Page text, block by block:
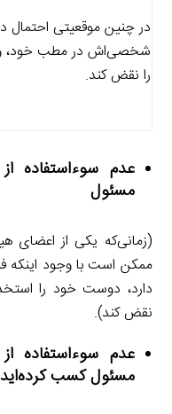
در چنین موقعیتی احتمال
شخصی‌اش در مطب خود،
را نقض کند.
عدم سوءاستفاده
مسئول
(زمانی‌که یکی از اعضای
ممکن است با وجود اینکه
دارد، دوست خود را
نقض کند).
عدم سوءاستفاده
مسئول کسب کرده‌اید